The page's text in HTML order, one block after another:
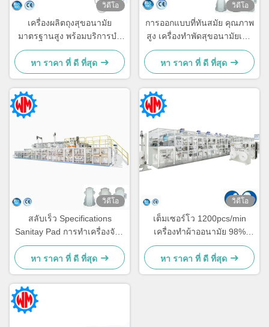
วิดีโอ
เครื่องผลิตถุงสุขอนามัย
มาตรฐานสูง พร้อมบริการบํา
รุงรักษาและซ่อมแซมพื้นที่
หา ราคา ที่ ดี ที่สุด
วิดีโอ
การออกแบบที่ทันสมัย คุณภาพ
สูง เครื่องทําพัดสุขอนามัยเต็ม
เซอร์โว 1500 ชิ้น/นาที
หา ราคา ที่ ดี ที่สุด
วิดีโอ
สลับเร็ว Specifications
Sanitay Pad การทําเครื่องจักร
5 ขนาดตามต้องการ
หา ราคา ที่ ดี ที่สุด
วิดีโอ
เต็มเซอร์โว 1200pcs/min
เครื่องทําผ้าออนามัย 98%
ประสิทธิภาพ การผลิตคงที่
หา ราคา ที่ ดี ที่สุด